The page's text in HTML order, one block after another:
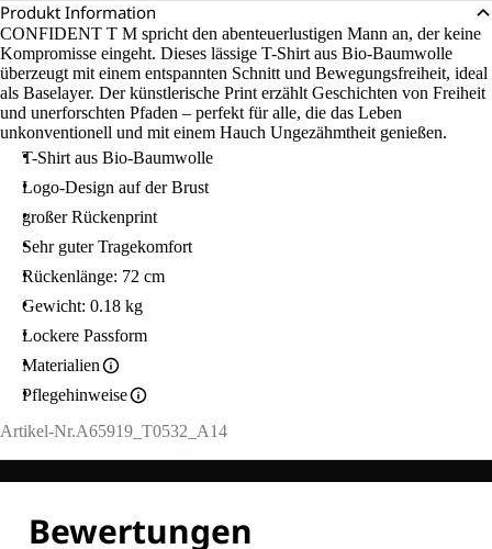
Produkt Information
CONFIDENT T M spricht den abenteuerlustigen Mann an, der keine
Kompromisse eingeht. Dieses lässige T-Shirt aus Bio-Baumwolle
überzeugt mit einem entspannten Schnitt und Bewegungsfreiheit, ideal
als Baselayer. Der künstlerische Print erzählt Geschichten von Freiheit
und unerforschten Pfaden – perfekt für alle, die das Leben
unkonventionell und mit einem Hauch Ungezähmtheit genießen.
T-Shirt aus Bio-Baumwolle
Logo-Design auf der Brust
großer Rückenprint
Sehr guter Tragekomfort
Rückenlänge: 72 cm
Gewicht: 0.18 kg
Lockere Passform
Materialien
Pflegehinweise
Artikel-Nr.A65919_T0532_A14